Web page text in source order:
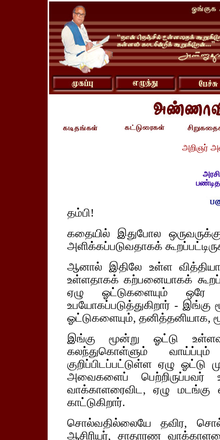
அறிஞர்
பண்டித
தம்பி!
கதையில் இதுபோல
அளிக்கப்படுவதாகக்
ஆனால் இதிலே உள்ள
உள்ளதாகக் கற்பனையாகக்
ஏழு ஓட்டுகளையும் ஒரே
உபயோகப்படுத்துகிறார் -
ஓட்டுகளையும், தனித்தனியாக,
இங்கு மூன்று ஓட்டு
கலந்துகொள்ளும்
குறிப்பிடப்பட்டுள்ள ஏழு
அவைகளைப் பெற்றிருப்பவர்
வாக்காளரைவிட, ஏழு மடங்கு
காட்டுகிறார்.
சொல்வதில்லையே தவிர,
ஆசிரியர், சாதாரண